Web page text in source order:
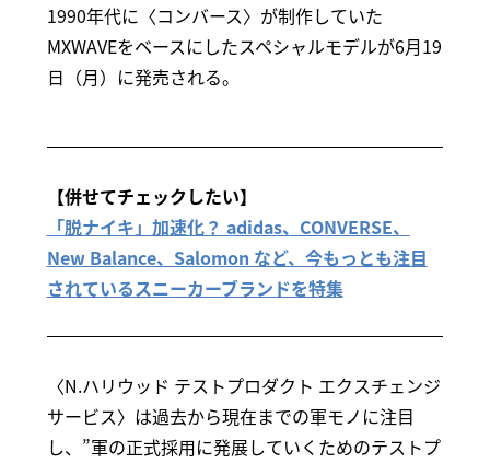
1990年代に〈コンバース〉が制作していた
MXWAVEをベースにしたスペシャルモデルが6月19
日（月）に発売される。
【併せてチェックしたい】
「脱ナイキ」加速化？ adidas、CONVERSE、
New Balance、Salomon など、今もっとも注目
されているスニーカーブランドを特集
〈N.ハリウッド テストプロダクト エクスチェンジ
サービス〉は過去から現在までの軍モノに注目
し、”軍の正式採用に発展していくためのテストプ